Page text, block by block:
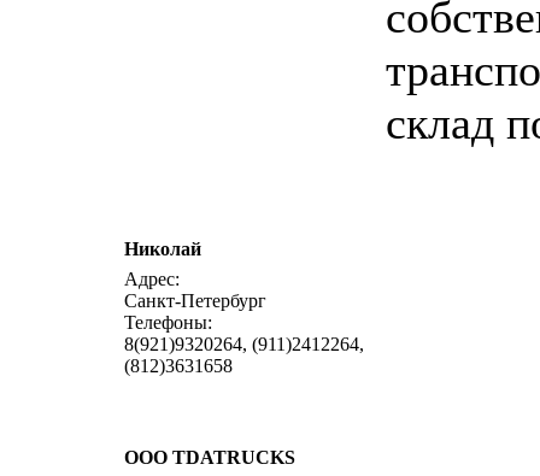
склад
Николай
Адрес:
Санкт-Петербург
Телефоны:
8(921)9320264, (911)2412264,
(812)3631658
ООО TDATRUCKS